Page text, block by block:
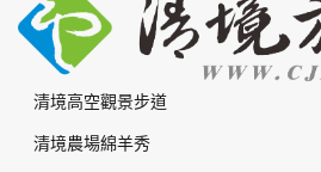
清境高空觀景步道
清境農場綿羊秀